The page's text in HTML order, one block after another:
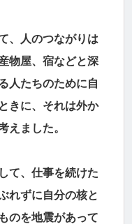
、人のつながりは
物屋、宿などと深
人たちのために自
きに、それは外か
えました。
て、仕事を続けた
れずに自分の核と
のを地震があって